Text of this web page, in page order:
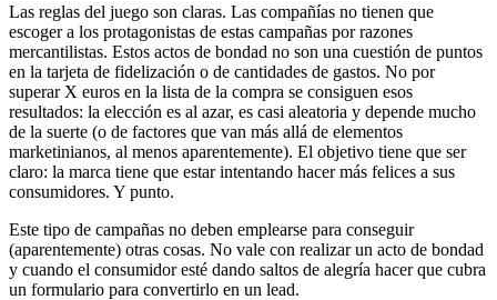
Las reglas del juego son claras. Las compañías no tienen que
escoger a los protagonistas de estas campañas por razones
mercantilistas. Estos actos de bondad no son una cuestión de puntos
en la tarjeta de fidelización o de cantidades de gastos. No por
superar X euros en la lista de la compra se consiguen esos
resultados: la elección es al azar, es casi aleatoria y depende mucho
de la suerte (o de factores que van más allá de elementos
marketinianos, al menos aparentemente). El objetivo tiene que ser
claro: la marca tiene que estar intentando hacer más felices a sus
consumidores. Y punto.
Este tipo de campañas no deben emplearse para conseguir
(aparentemente) otras cosas. No vale con realizar un acto de bondad
y cuando el consumidor esté dando saltos de alegría hacer que cubra
un formulario para convertirlo en un lead.